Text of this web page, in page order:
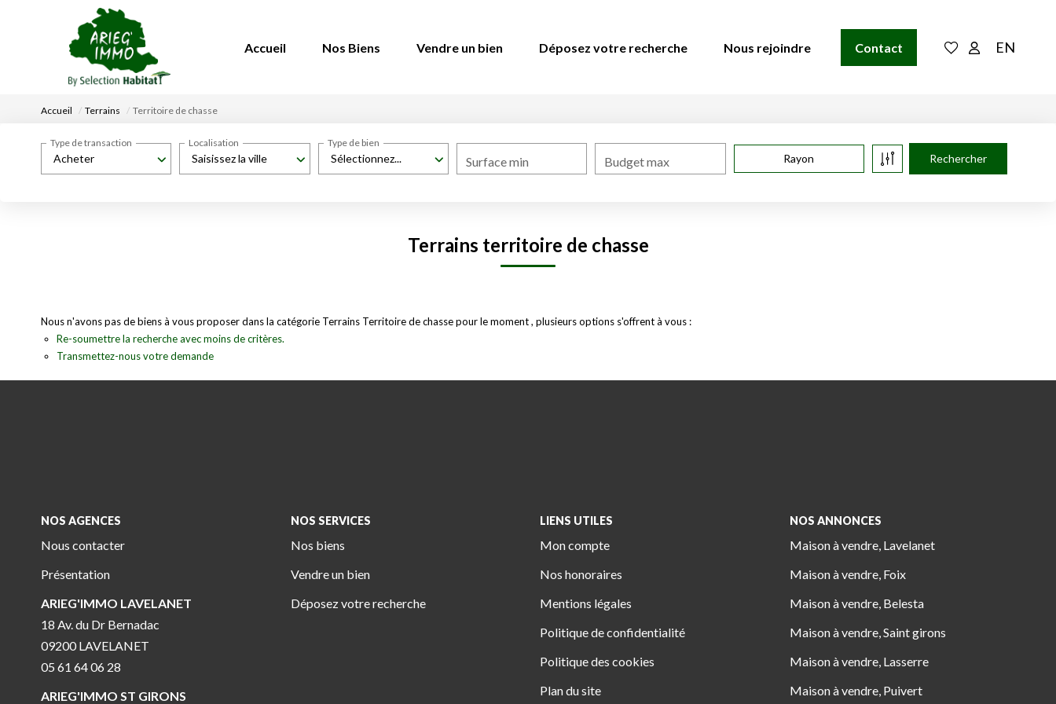
Accueil Nos Biens Vendre un bien Déposez votre recherche Nous rejoindre Contact EN
Accueil Terrains Territoire de chasse
Acheter
Type de transaction
Saisissez la ville
Localisation
Sélectionnez...
Type de bien
Surface min Budget max Rayon
Terrains territoire de chasse
Nous n'avons pas de biens à vous proposer dans la catégorie Terrains Territoire de chasse pour le moment , plusieurs options s'offrent à vous :
Re-soumettre la recherche avec moins de critères.
Transmettez-nous votre demande
NOS AGENCES
Nous contacter
Présentation
ARIEG'IMMO LAVELANET
18 Av. du Dr Bernadac
09200 LAVELANET
05 61 64 06 28
ARIEG'IMMO ST GIRONS
NOS SERVICES
Nos biens
Vendre un bien
Déposez votre recherche
LIENS UTILES
Mon compte
Nos honoraires
Mentions légales
Politique de confidentialité
Politique des cookies
Plan du site
NOS ANNONCES
Maison à vendre, Lavelanet
Maison à vendre, Foix
Maison à vendre, Belesta
Maison à vendre, Saint girons
Maison à vendre, Lasserre
Maison à vendre, Puivert